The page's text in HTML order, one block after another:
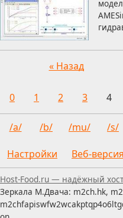
« Назад
0 1 2 3 4
/a/ /b/ /mu/ /s/
Настройки
Веб-версия
Пользуетесь
Host-Food.ru — надёжный
Зеркала М.Двача: m2ch.hk,